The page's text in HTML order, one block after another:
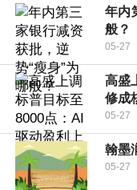
年内
般？
05-27
高盛
修成
05-27
翰墨
05-27